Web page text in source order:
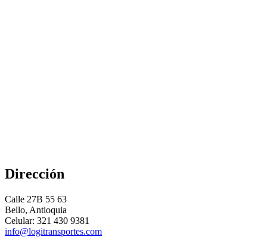
Dirección
Calle 27B 55 63
Bello, Antioquia
Celular: 321 430 9381
info@logitransportes.com